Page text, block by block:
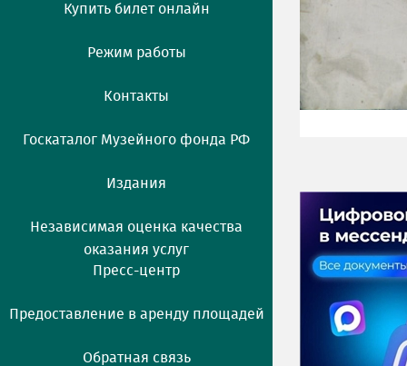
Купить билет онлайн
Режим работы
Контакты
Госкаталог Музейного фонда РФ
Издания
Независимая оценка качества
оказания услуг
Пресс-центр
Предоставление в аренду площадей
Обратная связь